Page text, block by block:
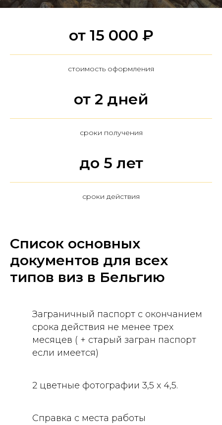
от 15 000 ₽
стоимость оформления
от 2 дней
сроки получения
до 5 лет
сроки действия
Список основных
документов для всех
типов виз в Бельгию
Заграничный паспорт с окончанием
срока действия не менее трех
месяцев ( + старый загран паспорт
если имеется)
2 цветные фотографии 3,5 х 4,5.
Справка с места работы